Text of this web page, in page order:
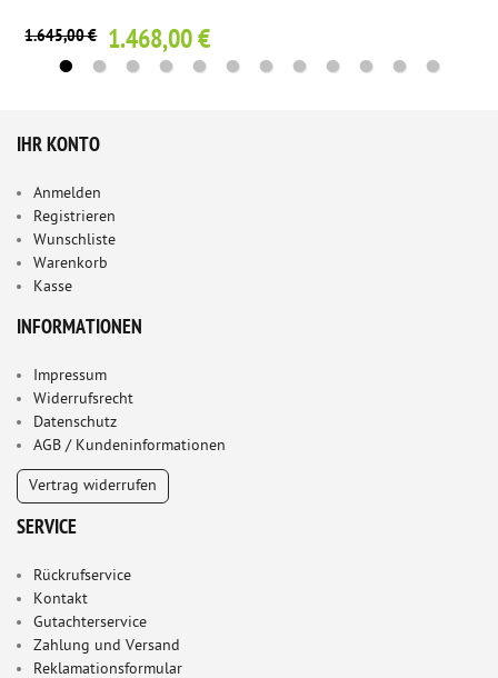
1.645,00 € 1.468,00 €
IHR KONTO
Anmelden
Registrieren
Wunschliste
Warenkorb
Kasse
INFORMATIONEN
Impressum
Widerrufsrecht
Datenschutz
AGB / Kundeninformationen
Vertrag widerrufen
SERVICE
Rückrufservice
Kontakt
Gutachterservice
Zahlung und Versand
Reklamationsformular